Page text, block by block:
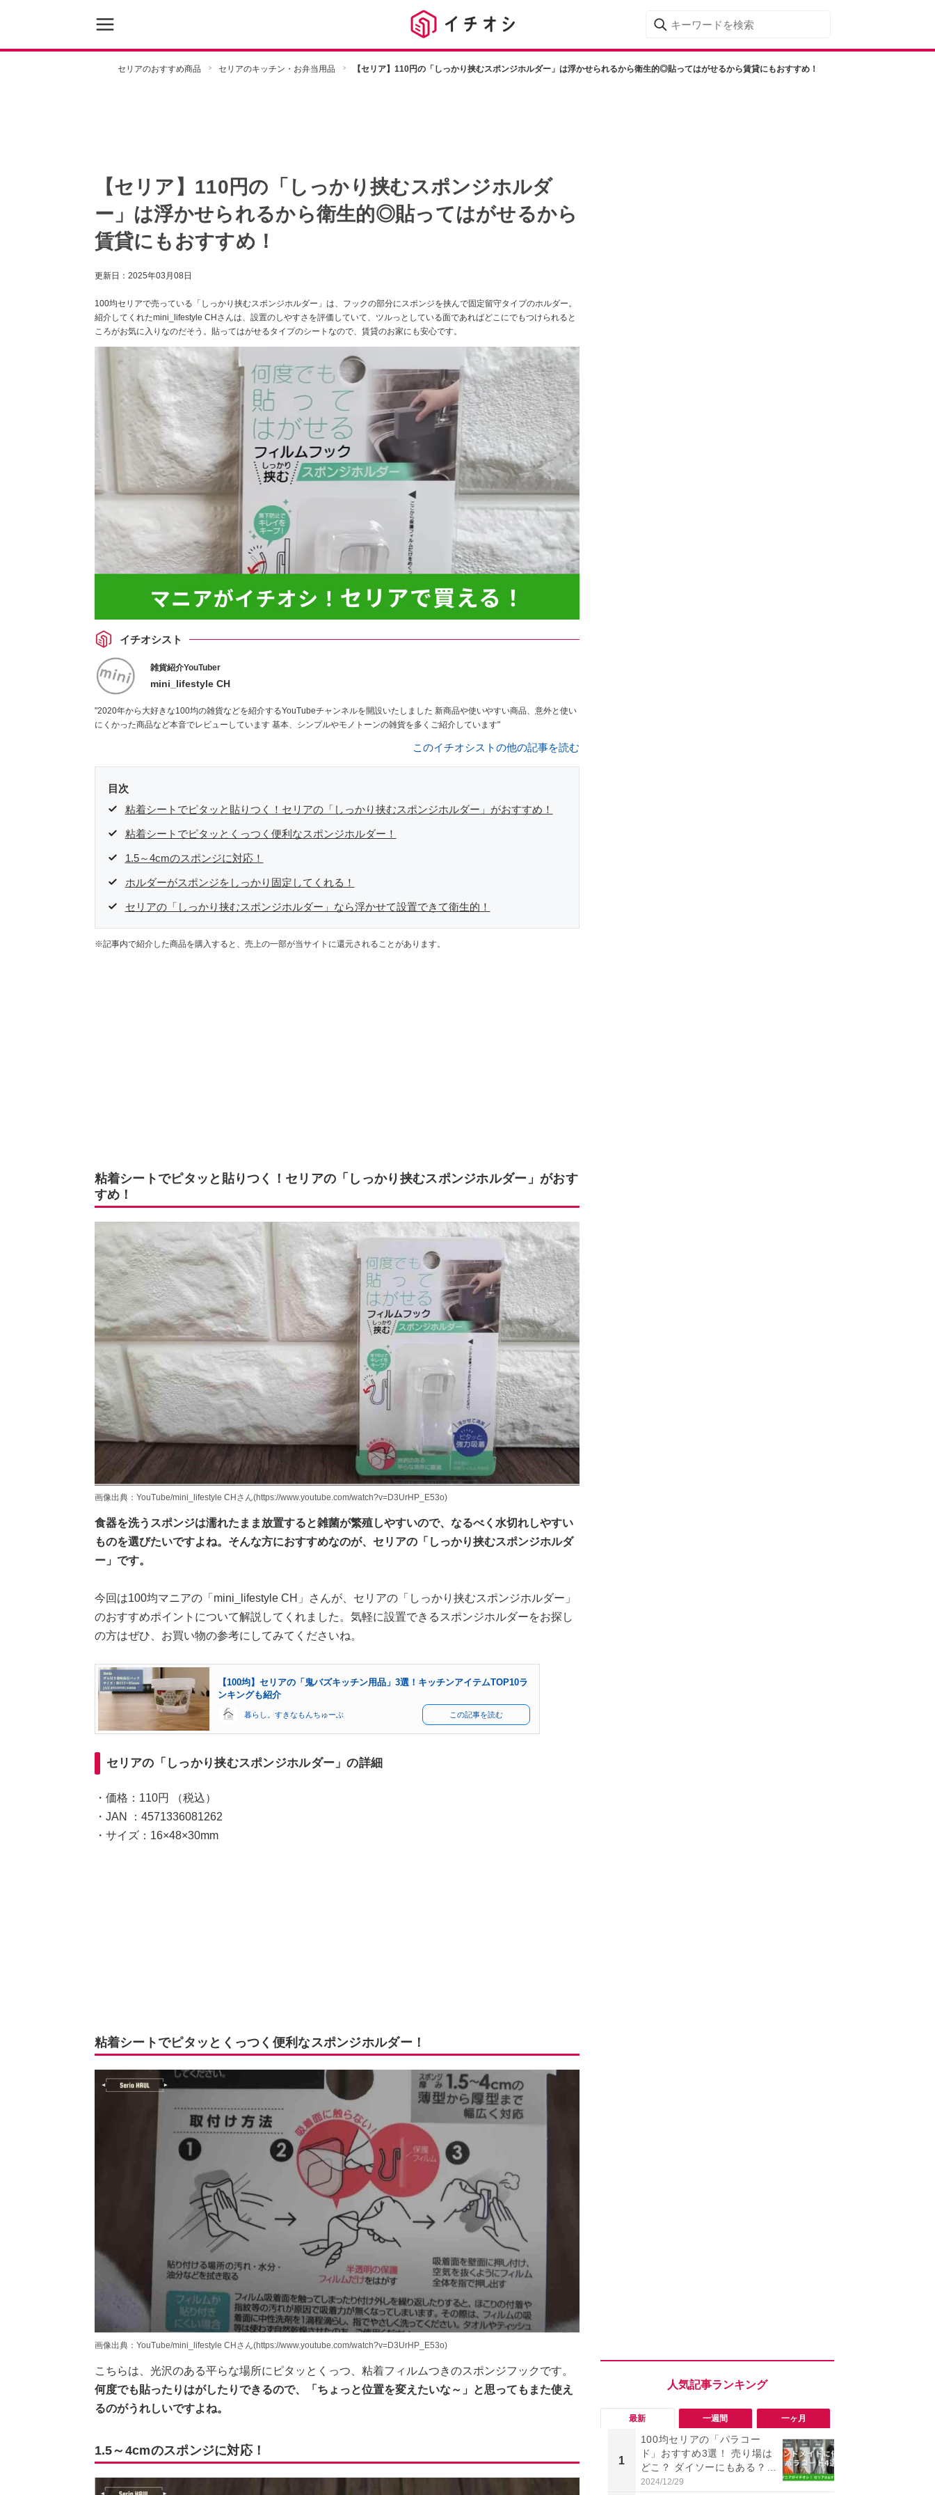
セリアのおすすめ商品 セリアのキッチン・お弁当用品 【セリア】110円の「しっかり挟むスポンジホルダー」は浮かせられるから衛生的◎貼ってはがせるから賃貸にもおすすめ！
【セリア】110円の「しっかり挟むスポンジホルダ
ー」は浮かせられるから衛生的◎貼ってはがせるから
賃貸にもおすすめ！
更新日： 2025年03月08日
100均セリアで売っている「しっかり挟むスポンジホルダー」は、フックの部分にスポンジを挟んで固定留守タイプのホルダー。
紹介してくれたmini_lifestyle CHさんは、設置のしやすさを評価していて、ツルっとしている面であればどこにでもつけられると
ころがお気に入りなのだそう。貼ってはがせるタイプのシートなので、賃貸のお家にも安心です。
イチオシスト
雑貨紹介YouTuber
mini_lifestyle CH
"2020年から大好きな100均の雑貨などを紹介するYouTubeチャンネルを開設いたしました 新商品や使いやすい商品、意外と使い
にくかった商品など本音でレビューしています 基本、シンプルやモノトーンの雑貨を多くご紹介しています"
このイチオシストの他の記事を読む
目次
粘着シートでピタッと貼りつく！セリアの「しっかり挟むスポンジホルダー」がおすすめ！
粘着シートでピタッとくっつく便利なスポンジホルダー！
1.5～4cmのスポンジに対応！
ホルダーがスポンジをしっかり固定してくれる！
セリアの「しっかり挟むスポンジホルダー」なら浮かせて設置できて衛生的！
※記事内で紹介した商品を購入すると、売上の一部が当サイトに還元されることがあります。
粘着シートでピタッと貼りつく！セリアの「しっかり挟むスポンジホルダー」がおす
すめ！
画像出典：YouTube/mini_lifestyle CHさん(https://www.youtube.com/watch?v=D3UrHP_E53o)
食器を洗うスポンジは濡れたまま放置すると雑菌が繁殖しやすいので、なるべく水切れしやすい
ものを選びたいですよね。そんな方におすすめなのが、セリアの「しっかり挟むスポンジホルダ
ー」です。
今回は100均マニアの「mini_lifestyle CH」さんが、セリアの「しっかり挟むスポンジホルダー」
のおすすめポイントについて解説してくれました。気軽に設置できるスポンジホルダーをお探し
の方はぜひ、お買い物の参考にしてみてくださいね。
【100均】セリアの「鬼バズキッチン用品」3選！キッチンアイテムTOP10ラ
ンキングも紹介
暮らし。すきなもんちゅーぶ この記事を読む
セリアの「しっかり挟むスポンジホルダー」の詳細
・価格：110円 （税込）
・JAN ：4571336081262
・サイズ：16×48×30mm
粘着シートでピタッとくっつく便利なスポンジホルダー！
画像出典：YouTube/mini_lifestyle CHさん(https://www.youtube.com/watch?v=D3UrHP_E53o)
こちらは、光沢のある平らな場所にピタッとくっつ、粘着フィルムつきのスポンジフックです。
何度でも貼ったりはがしたりできるので、「ちょっと位置を変えたいな～」と思ってもまた使え
るのがうれしいですよね。
1.5～4cmのスポンジに対応！
最新 一週間 一ヶ月
1
100均セリアの「パラコー
ド」おすすめ3選！ 売り場は
どこ？ ダイソーにもある？
色・長さ・太さも種類豊富
2024/12/29